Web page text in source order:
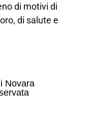
di motivi di
di salute e
Novara